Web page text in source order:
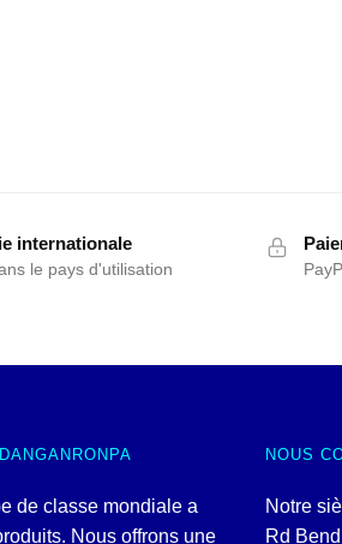
internationale
le pays d'utilisation
de classe mondiale a
Nous offrons une
NOUS
Notre
Rd